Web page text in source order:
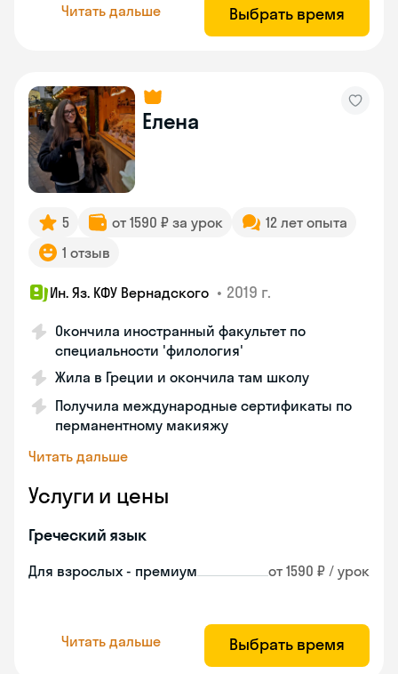
Читать дальше Выбрать время
Елена
5 от 1590 ₽ за урок
12 лет опыта
1 отзыв
Ин. Яз. КФУ Вернадского • 2019 г.
Окончила иностранный факультет по
специальности 'филология'
Жила в Греции и окончила там школу
Получила международные сертификаты по
перманентному макияжу
Читать дальше
Услуги и цены
Греческий язык
Для взрослых - премиум от 1590 ₽ / урок
Читать дальше Выбрать время